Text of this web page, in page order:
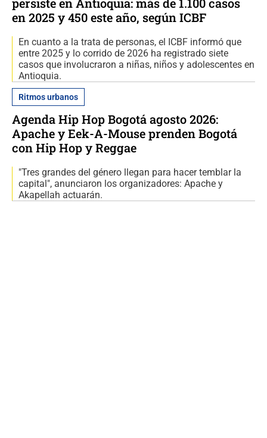
en 2025 y 450 este año, según ICBF
En cuanto a la trata de personas, el ICBF informó que
entre 2025 y lo corrido de 2026 ha registrado siete
casos que involucraron a niñas, niños y adolescentes en
Antioquia.
Ritmos urbanos
Agenda Hip Hop Bogotá agosto 2026:
Apache y Eek-A-Mouse prenden Bogotá
con Hip Hop y Reggae
"Tres grandes del género llegan para hacer temblar la
capital", anunciaron los organizadores: Apache y
Akapellah actuarán.